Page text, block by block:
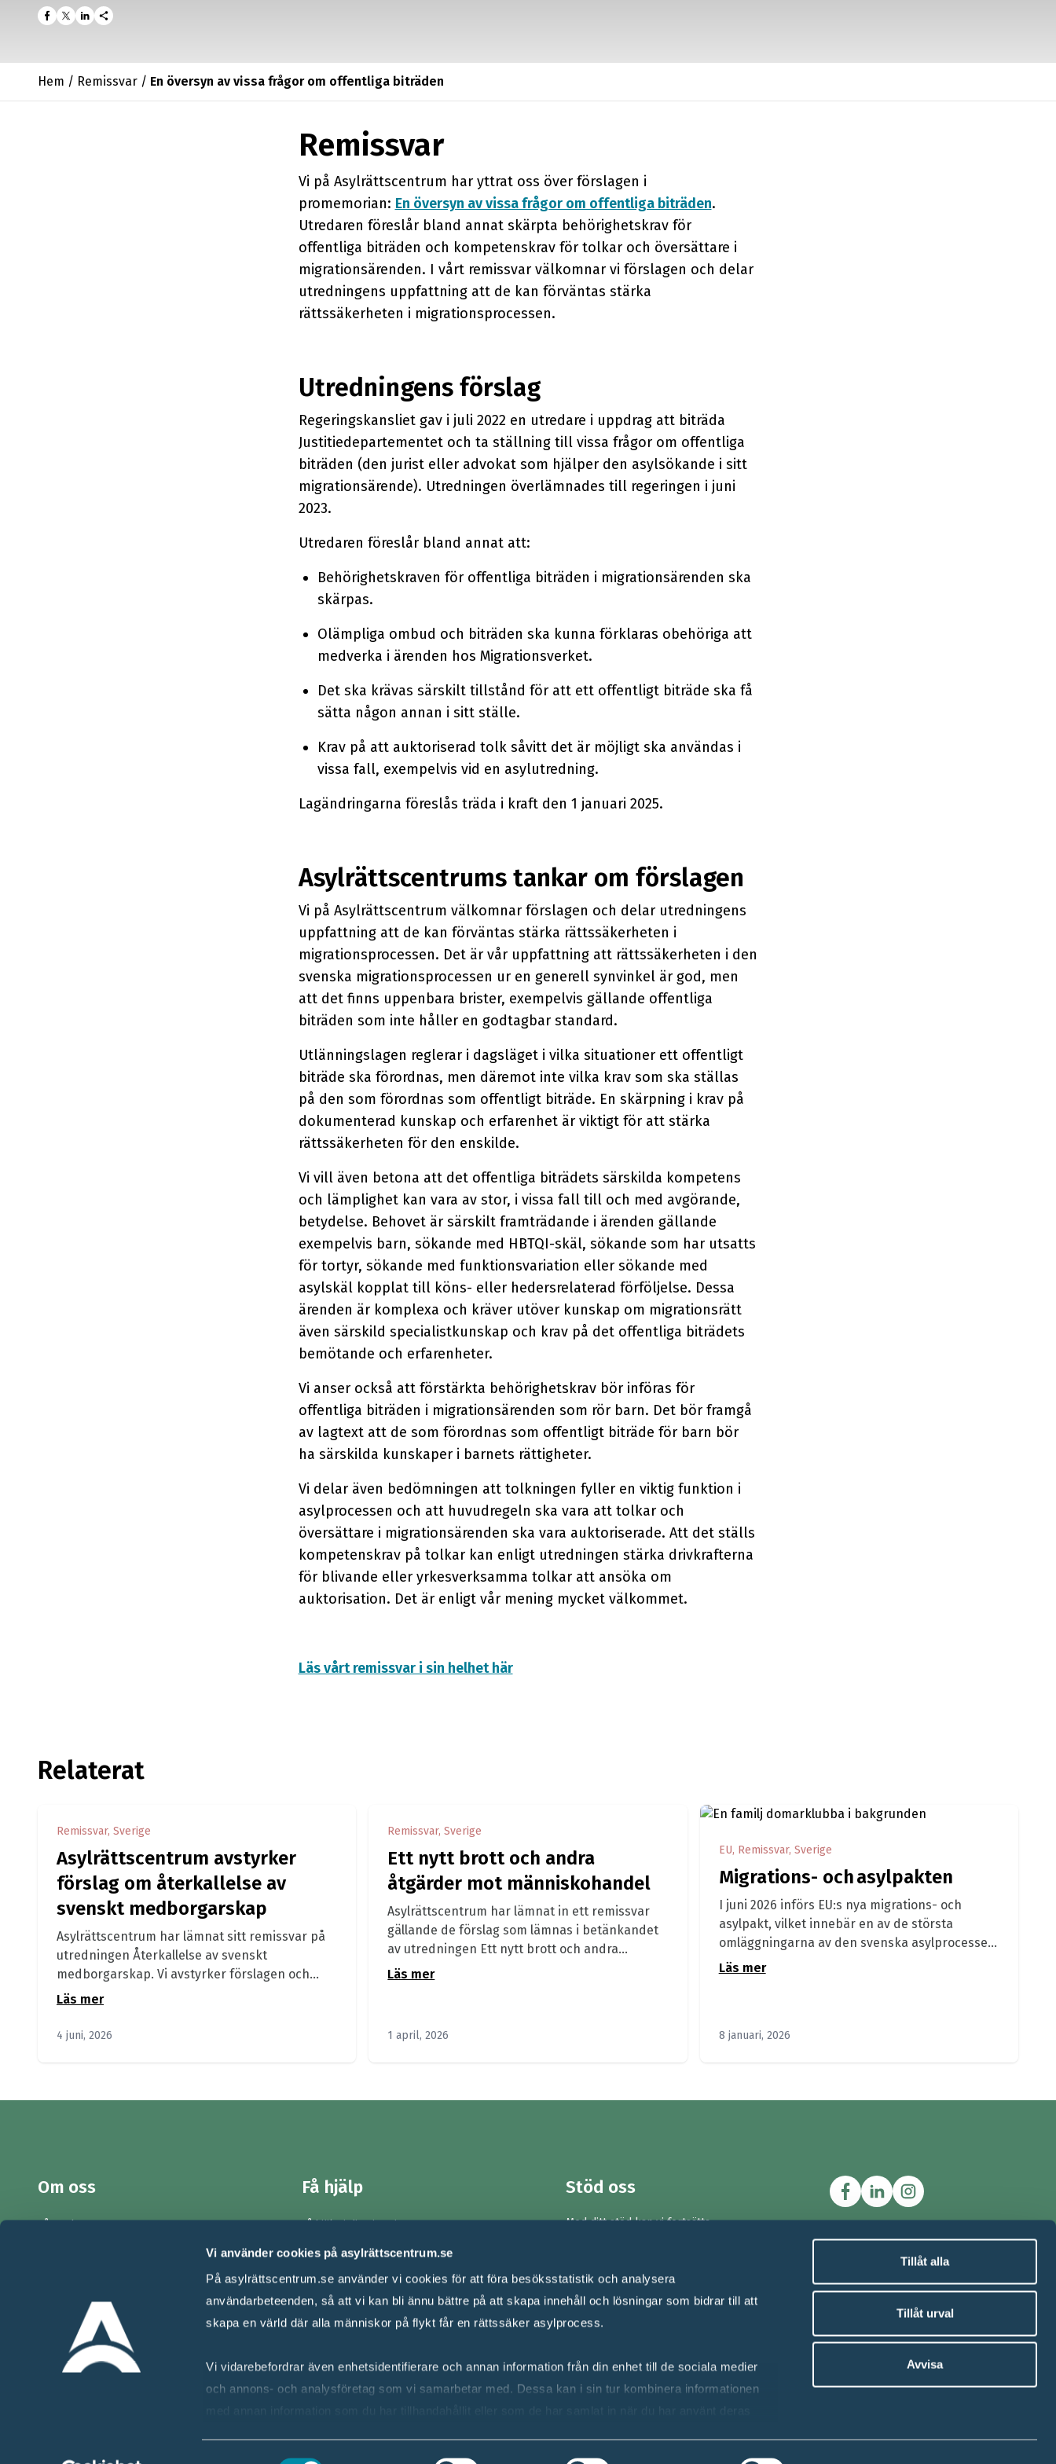
Vi använder cookies på asylrättscentrum.se
På asylrättscentrum.se använder vi cookies för att föra besöksstatistik och analysera
användarbeteenden, så att vi kan bli ännu bättre på att skapa innehåll och lösningar som bidrar till att
skapa en värld där alla människor på flykt får en rättssäker asylprocess.
Vi vidarebefordrar även enhetsidentifierare och annan information från din enhet till de sociala medier
och annons- och analysföretag som vi samarbetar med. Dessa kan i sin tur kombinera informationen
Tillåt alla
Tillåt urval
Avvisa
Nyhetsbrev
share
Hem / Remissvar / En översyn av vissa frågor om offentliga biträden
Remissvar
Vi på Asylrättscentrum har yttrat oss över förslagen i
promemorian: En översyn av vissa frågor om offentliga biträden.
Utredaren föreslår bland annat skärpta behörig­hets­krav för
offentliga biträden och kompetens­krav för tolkar och översättare i
migrations­ärenden. I vårt remissvar välkomnar vi förslagen och delar
utredningens uppfattning att de kan förväntas stärka
rättssäkerheten i migrationsprocessen.
Utredningens förslag
Regeringskansliet gav i juli 2022 en utredare i uppdrag att biträda
Justitie­departe­mentet och ta ställning till vissa frågor om offent­liga
biträden (den jurist eller advokat som hjälper den asylsökande i sitt
migrationsärende). Utredningen överlämnades till regeringen i juni
2023.
Utredaren föreslår bland annat att:
Behörighetskraven för offentliga biträden i migrations­ärenden ska
skärpas.
Olämpliga ombud och biträden ska kunna förklaras obehöriga att
medverka i ärenden hos Migrations­verket.
Det ska krävas särskilt tillstånd för att ett offent­ligt biträde ska få
sätta någon annan i sitt ställe.
Krav på att auktoriserad tolk såvitt det är möjligt ska användas i
vissa fall, exempelvis vid en asylutredning.
Lagändringarna föreslås träda i kraft den 1 januari 2025.
Asylrättscentrums tankar om förslagen
Vi på Asylrättscentrum välkomnar förslagen och delar utredningens
uppfattning att de kan förväntas stärka rättssäkerheten i
migrationsprocessen. Det är vår uppfattning att rättssäkerheten i den
svenska migrationsprocessen ur en generell synvinkel är god, men
att det finns uppenbara brister, exempelvis gällande offentliga
biträden som inte håller en godtagbar standard.
Utlänningslagen reglerar i dagsläget i vilka situationer ett offentligt
biträde ska förordnas, men däremot inte vilka krav som ska ställas
på den som förordnas som offentligt biträde. En skärpning i krav på
dokumenterad kunskap och erfarenhet är viktigt för att stärka
rättssäkerheten för den enskilde.
Vi vill även betona att det offentliga biträdets särskilda kompetens
och lämplighet kan vara av stor, i vissa fall till och med avgörande,
betydelse. Behovet är särskilt framträdande i ärenden gällande
exempelvis barn, sökande med HBTQI-skäl, sökande som har utsatts
för tortyr, sökande med funktionsvariation eller sökande med
asylskäl kopplat till köns- eller hedersrelaterad förföljelse. Dessa
ärenden är komplexa och kräver utöver kunskap om migrationsrätt
även särskild specialistkunskap och krav på det offentliga biträdets
bemötande och erfarenheter.
Vi anser också att förstärkta behörighetskrav bör införas för
offentliga biträden i migrationsärenden som rör barn. Det bör framgå
av lagtext att de som förordnas som offentligt biträde för barn bör
ha särskilda kunskaper i barnets rättigheter.
Vi delar även bedömningen att tolkningen fyller en viktig funktion i
asylprocessen och att huvudregeln ska vara att tolkar och
översättare i migrationsärenden ska vara auktoriserade. Att det ställs
kompetenskrav på tolkar kan enligt utredningen stärka drivkrafterna
för blivande eller yrkesverksamma tolkar att ansöka om
auktorisation. Det är enligt vår mening mycket välkommet.
Läs vårt remissvar i sin helhet här
Relaterat
Remissvar, Sverige
Asylrättscentrum avstyrker
förslag om återkallelse av
svenskt medborgarskap
Asylrättscentrum har lämnat sitt remissvar på
utredningen Återkallelse av svenskt
medborgarskap. Vi avstyrker förslagen och
anser att de innebär betydande...
Läs mer
4 juni, 2026
Remissvar, Sverige
Ett nytt brott och andra
åtgärder mot människohandel
Asylrättscentrum har lämnat in ett remissvar
gällande de förslag som lämnas i betänkandet
av utredningen Ett nytt brott och andra...
Läs mer
1 april, 2026
EU, Remissvar, Sverige
Migrations- och asylpakten
I juni 2026 införs EU:s nya migrations- och
asylpakt, vilket innebär en av de största
omläggningarna av den svenska asylprocessen
i modern...
Läs mer
8 januari, 2026
Om oss
Vårt arbete
Nyhetsbrev
Få hjälp
Få hjälp i din situation
För dig som är barn
Stötta någon i migrationsprocess
Lär dig mer om asylrätt
Stöd oss
Med ditt stöd kan vi fortsätta
Swish:123 9005794
Bromma